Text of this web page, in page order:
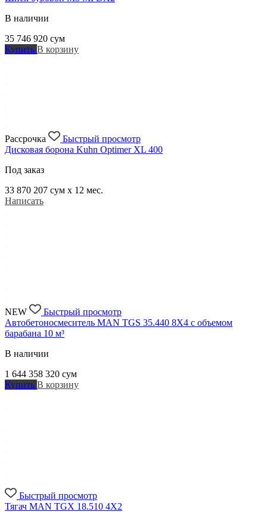
В наличии
35 746 920 сум
Купить В корзину
Рассрочка
Быстрый просмотр
Дисковая борона Kuhn Optimer XL 400
Под заказ
33 870 207 сум x 12 мес.
Написать
NEW
Быстрый просмотр
Автобетоносмеситель MAN TGS 35.440 8X4 с объемом
барабана 10 м³
В наличии
1 644 358 320 сум
Купить В корзину
Быстрый просмотр
Тягач MAN TGX 18.510 4X2